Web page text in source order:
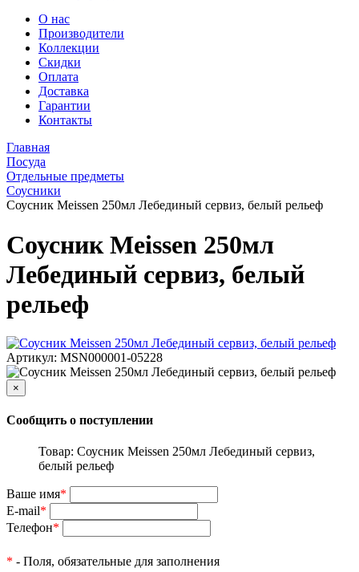
О нас
Производители
Коллекции
Скидки
Оплата
Доставка
Гарантии
Контакты
Главная
Посуда
Отдельные предметы
Соусники
Соусник Meissen 250мл Лебединый сервиз, белый рельеф
Соусник Meissen 250мл
Лебединый сервиз, белый
рельеф
Артикул: MSN000001-05228
×
Сообщить о поступлении
Товар: Соусник Meissen 250мл Лебединый сервиз,
белый рельеф
Ваше имя*
E-mail*
Телефон*
* - Поля, обязательные для заполнения